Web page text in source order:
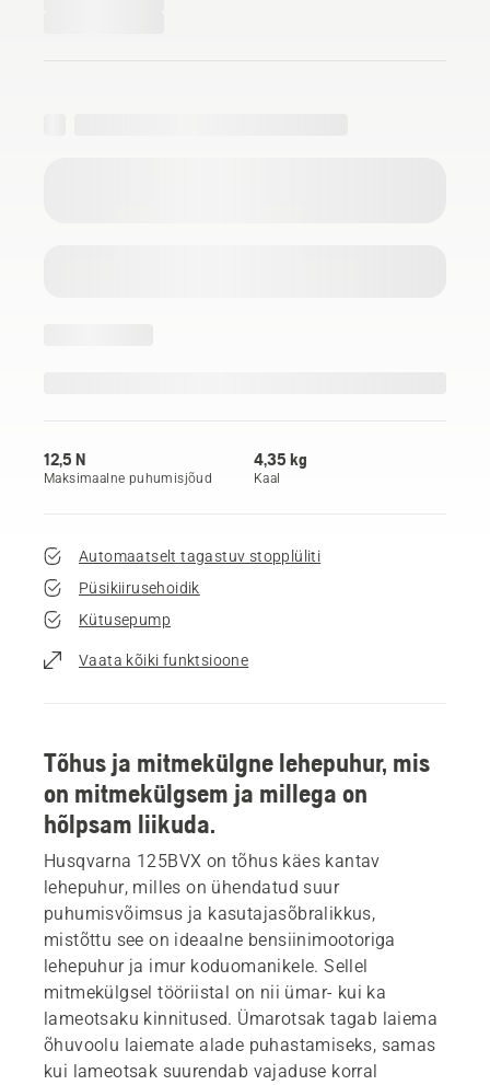
12,5 N
Maksimaalne puhumisjõud
4,35 kg
Kaal
Automaatselt tagastuv stopplüliti
Püsikiirusehoidik
Kütusepump
Vaata kõiki funktsioone
Tõhus ja mitmekülgne lehepuhur, mis
on mitmekülgsem ja millega on
hõlpsam liikuda.
Husqvarna 125BVX on tõhus käes kantav
lehepuhur, milles on ühendatud suur
puhumisvõimsus ja kasutajasõbralikkus,
mistõttu see on ideaalne bensiinimootoriga
lehepuhur ja imur koduomanikele. Sellel
mitmekülgsel tööriistal on nii ümar- kui ka
lameotsaku kinnitused. Ümarotsak tagab laiema
õhuvoolu laiemate alade puhastamiseks, samas
kui lameotsak suurendab vajaduse korral